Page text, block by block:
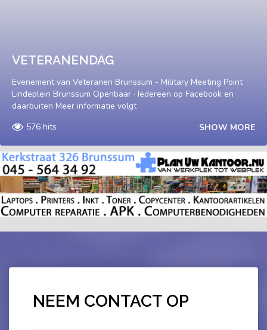
VETERANENDAG
Evenement van Veteranen Brunssum - Military Meeting Point
Lindeplein Brunssum Openbaar · Iedereen op Facebook en
daarbuiten Meer informatie volgt
576 hits
SHOW MORE
NEEM CONTACT OP